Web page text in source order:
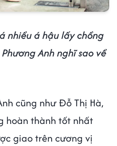
nhiều á hậu lấy chồng
Anh nghĩ sao về
cũng như Đỗ Thị Hà,
hoàn thành tốt nhất
giao trên cương vị